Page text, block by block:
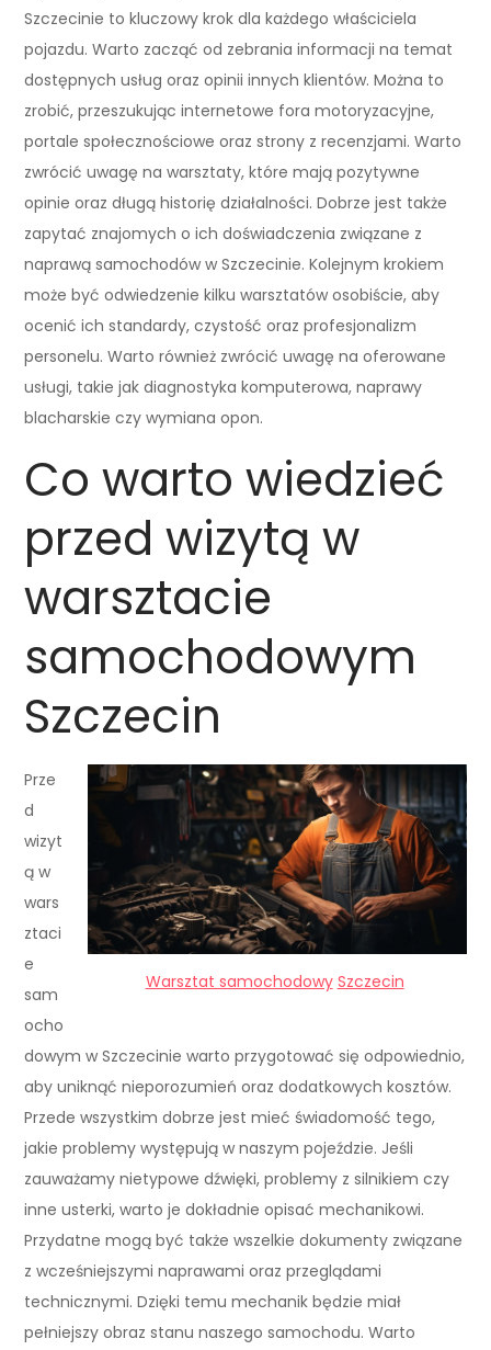
Szczecinie to kluczowy krok dla każdego właściciela
pojazdu. Warto zacząć od zebrania informacji na temat
dostępnych usług oraz opinii innych klientów. Można to
zrobić, przeszukując internetowe fora motoryzacyjne,
portale społecznościowe oraz strony z recenzjami. Warto
zwrócić uwagę na warsztaty, które mają pozytywne
opinie oraz długą historię działalności. Dobrze jest także
zapytać znajomych o ich doświadczenia związane z
naprawą samochodów w Szczecinie. Kolejnym krokiem
może być odwiedzenie kilku warsztatów osobiście, aby
ocenić ich standardy, czystość oraz profesjonalizm
personelu. Warto również zwrócić uwagę na oferowane
usługi, takie jak diagnostyka komputerowa, naprawy
blacharskie czy wymiana opon.
Co warto wiedzieć
przed wizytą w
warsztacie
samochodowym
Szczecin
Warsztat samochodowy Szczecin
Prze
d
wizyt
ą w
wars
ztaci
e
sam
ocho
dowym w Szczecinie warto przygotować się odpowiednio,
aby uniknąć nieporozumień oraz dodatkowych kosztów.
Przede wszystkim dobrze jest mieć świadomość tego,
jakie problemy występują w naszym pojeździe. Jeśli
zauważamy nietypowe dźwięki, problemy z silnikiem czy
inne usterki, warto je dokładnie opisać mechanikowi.
Przydatne mogą być także wszelkie dokumenty związane
z wcześniejszymi naprawami oraz przeglądami
technicznymi. Dzięki temu mechanik będzie miał
pełniejszy obraz stanu naszego samochodu. Warto